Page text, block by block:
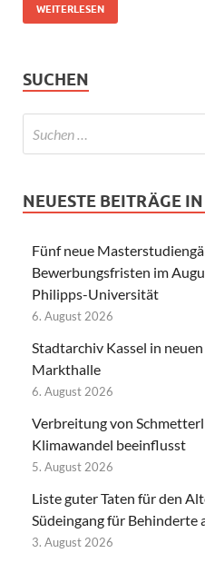
WEITERLESEN
SUCHEN
NEUESTE BEITRÄGE
Fünf neue
Bewerbungsfristen im
Philipps-Universität
6. August 2026
Stadtarchiv Kassel in
Markthalle
6. August 2026
Verbreitung von
Klimawandel beeinflusst
5. August 2026
Liste guter Taten für den
Südeingang für Behinderte
3. August 2026